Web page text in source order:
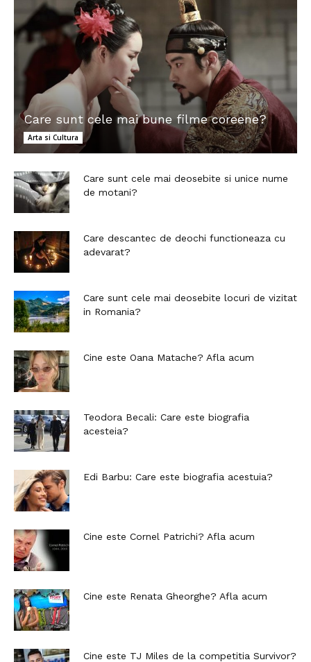
Care sunt cele mai bune filme coreene?
Arta si Cultura
Care sunt cele mai deosebite si unice nume
de motani?
Care descantec de deochi functioneaza cu
adevarat?
Care sunt cele mai deosebite locuri de vizitat
in Romania?
Cine este Oana Matache? Afla acum
Teodora Becali: Care este biografia
acesteia?
Edi Barbu: Care este biografia acestuia?
Cine este Cornel Patrichi? Afla acum
Cine este Renata Gheorghe? Afla acum
Cine este TJ Miles de la competitia Survivor?